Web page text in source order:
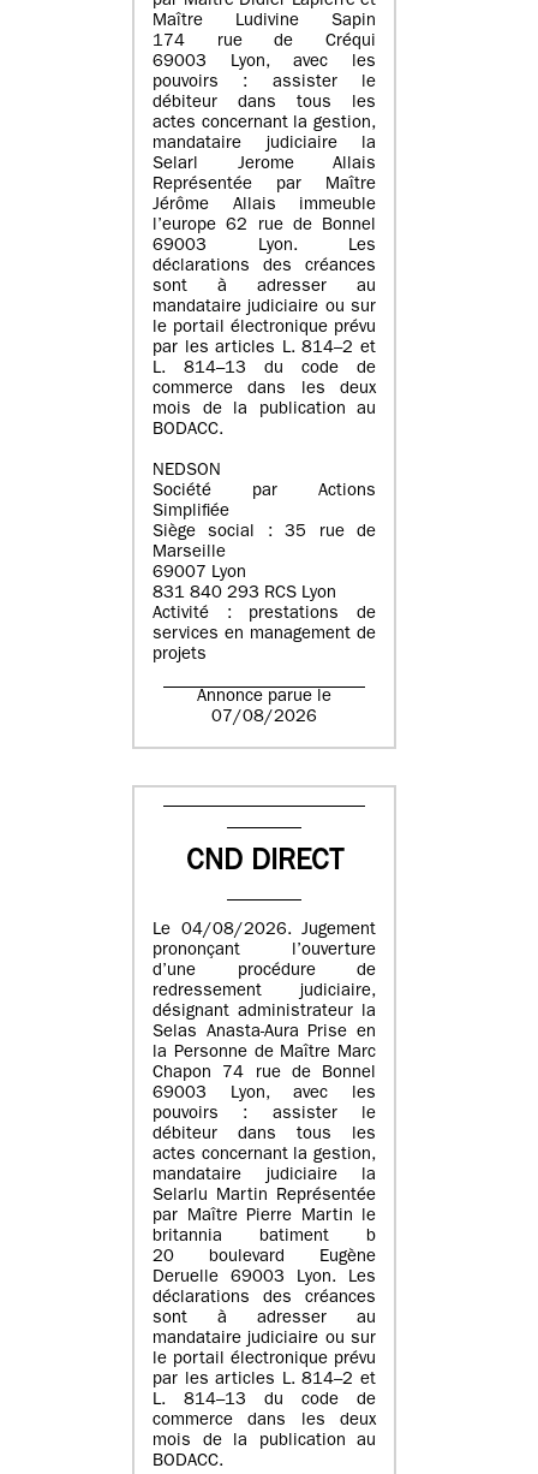
Maître Ludivine Sapin
174 rue de Créqui
69003 Lyon, avec les
pouvoirs : assister le
débiteur dans tous les
actes concernant la gestion,
mandataire judiciaire la
Selarl Jerome Allais
Représentée par Maître
Jérôme Allais immeuble
l’europe 62 rue de Bonnel
69003 Lyon. Les
déclarations des créances
sont à adresser au
mandataire judiciaire ou sur
le portail électronique prévu
par les articles L. 814–2 et
L. 814–13 du code de
commerce dans les deux
mois de la publication au
BODACC.
NEDSON
Société par Actions
Simplifiée
Siège social : 35 rue de
Marseille
69007 Lyon
831 840 293 RCS Lyon
Activité : prestations de
services en management de
projets
Annonce parue le
07/08/2026
CND DIRECT
Le 04/08/2026. Jugement
prononçant l’ouverture
d’une procédure de
redressement judiciaire,
désignant administrateur la
Selas Anasta-Aura Prise en
la Personne de Maître Marc
Chapon 74 rue de Bonnel
69003 Lyon, avec les
pouvoirs : assister le
débiteur dans tous les
actes concernant la gestion,
mandataire judiciaire la
Selarlu Martin Représentée
par Maître Pierre Martin le
britannia batiment b
20 boulevard Eugène
Deruelle 69003 Lyon. Les
déclarations des créances
sont à adresser au
mandataire judiciaire ou sur
le portail électronique prévu
par les articles L. 814–2 et
L. 814–13 du code de
commerce dans les deux
mois de la publication au
BODACC.